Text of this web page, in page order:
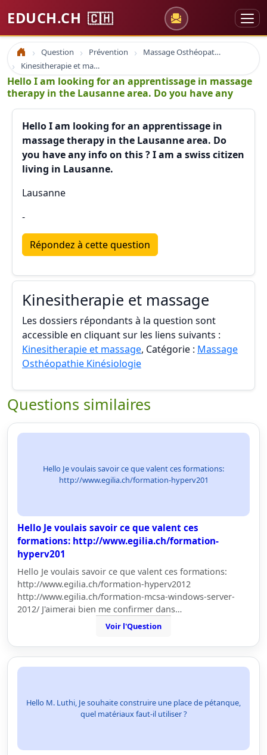
EDUCH.CH 🇨🇭
Accueil Question Prévention
Massage Osthéopathie Kinésiologie
Kinesitherapie et massage
Hello I am looking for an apprentissage in massage
therapy in the Lausanne area. Do you have any
Hello I am looking for an apprentissage in
massage therapy in the Lausanne area. Do
you have any info on this ? I am a swiss citizen
living in Lausanne.
Lausanne
-
Répondez à cette question
Kinesitherapie et massage
Les dossiers répondants à la question sont
accessible en cliquant sur les liens suivants :
Kinesitherapie et massage, Catégorie : Massage
Osthéopathie Kinésiologie
Questions similaires
Hello Je voulais savoir ce que valent ces formations:
http://www.egilia.ch/formation-hyperv201
Hello Je voulais savoir ce que valent ces
formations: http://www.egilia.ch/formation-
hyperv201
Hello Je voulais savoir ce que valent ces formations:
http://www.egilia.ch/formation-hyperv2012
http://www.egilia.ch/formation-mcsa-windows-server-
2012/ J'aimerai bien me confirmer dans…
Voir l'Question
Hello M. Luthi, Je souhaite construire une place de pétanque,
quel matériaux faut-il utiliser ?